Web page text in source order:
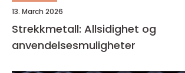
13. March 2026
Strekkmetall: Allsidighet og
anvendelsesmuligheter